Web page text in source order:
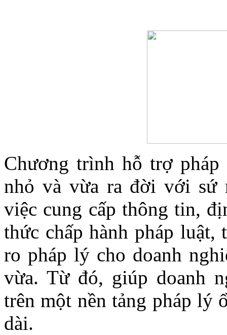
Chương trình hỗ trợ
nhỏ và vừa ra đời với sứ
việc cung cấp thông tin,
thức chấp hành pháp
ro pháp lý cho doanh
vừa. Từ đó, giúp doanh
trên một nền tảng pháp lý
dài.